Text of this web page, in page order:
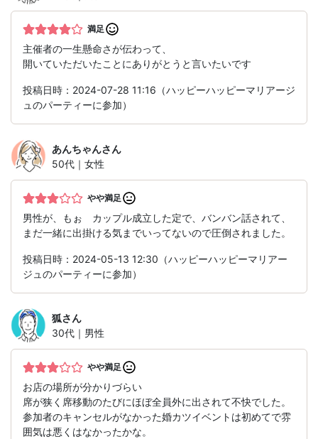
満足
主催者の一生懸命さが伝わって、
開いていただいたことにありがとうと言いたいです
投稿日時：2024-07-28 11:16（ハッピーハッピーマリアージ
ュのパーティーに参加）
あんちゃんさん
50代｜女性
やや満足
男性が、もぉ カップル成立した定で、バンバン話されて、
まだ一緒に出掛ける気までいってないので圧倒されました。
投稿日時：2024-05-13 12:30（ハッピーハッピーマリアー
ジュのパーティーに参加）
狐さん
30代｜男性
やや満足
お店の場所が分かりづらい
席が狭く席移動のたびにほぼ全員外に出されて不快でした。
参加者のキャンセルがなかった婚カツイベントは初めてで雰
囲気は悪くはなかったかな。